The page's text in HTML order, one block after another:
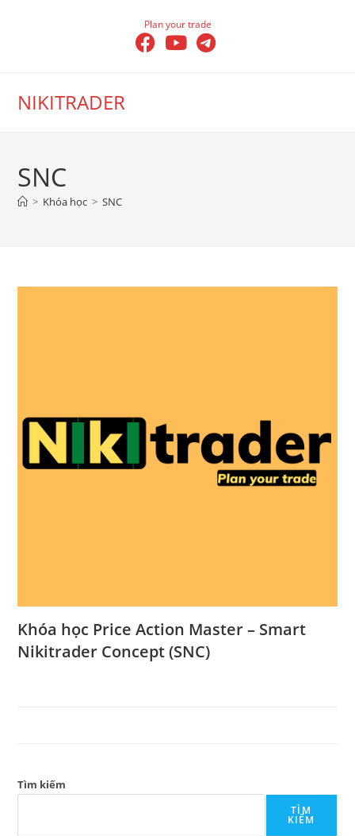
Plan your trade
NIKITRADER
SNC
> Khóa học > SNC
Khóa học Price Action Master – Smart
Nikitrader Concept (SNC)
Tìm kiếm
TÌM
KIẾM